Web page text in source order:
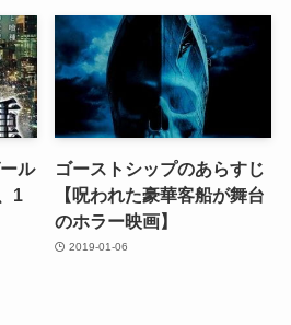
ル
1
ゴーストシップのあらすじ
【呪われた豪華客船が舞台
のホラー映画】
2019-01-06